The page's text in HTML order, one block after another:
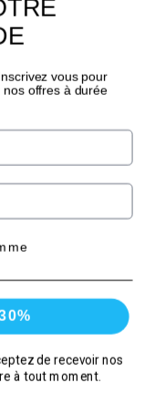
AFNOR NF EN 17444.
vous pour
offres à durée
de recevoir nos
à tout moment.